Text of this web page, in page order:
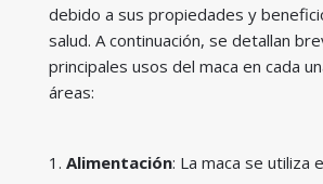
debido a sus propiedades y
salud. A continuación, se detallan
principales usos del maca en cada
áreas:
Alimentación: La maca se utiliza